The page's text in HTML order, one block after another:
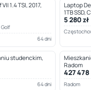
1.4 TSI, 2017,
Golf
64 dni
Laptop
1TB SSD,
5 280 zł
studenckim,
64 dni
Radom
427 478
Radom